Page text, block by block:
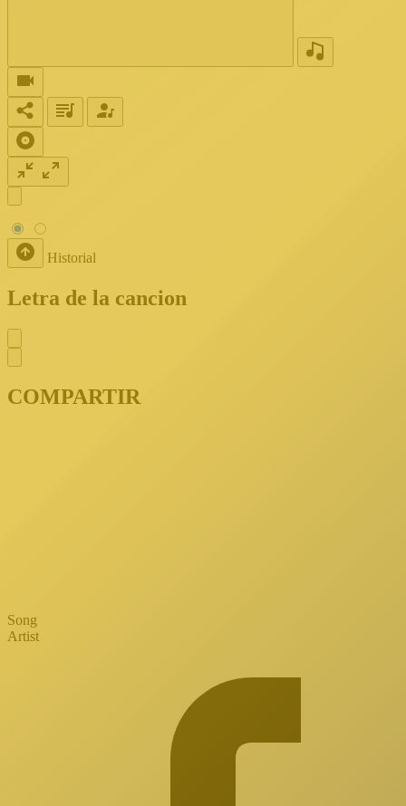
Historial
Letra de la cancion
COMPARTIR
Song
Artist